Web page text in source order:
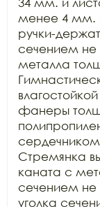
менее 4 мм.
ручки-
сечением не
металла
влагостойкой
фанеры
Стремянка
каната с
сечением
уголка